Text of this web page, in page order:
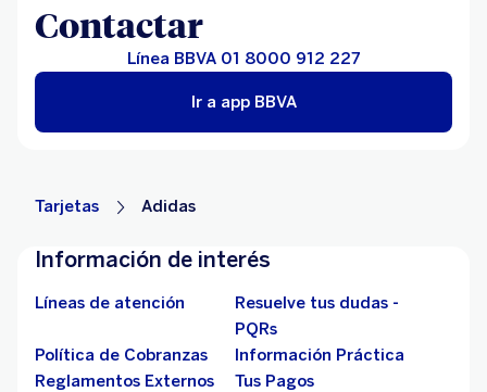
Contactar
Línea BBVA 01 8000 912 227
Ir a app BBVA
Tarjetas Adidas
Información de interés
Líneas de atención
Resuelve tus dudas -
PQRs
Política de Cobranzas
Información Práctica
Reglamentos Externos
Tus Pagos